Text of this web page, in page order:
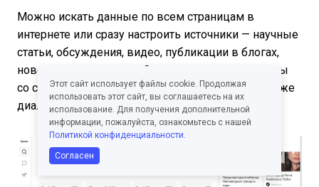
Можно искать данные по всем страницам в
интернете или сразу настроить источники — научные
статьи, обсуждения, видео, публикации в блогах,
новостные материалы. Сервис дает емкие ответы
со ссылками. Если нужно, уточните запрос в том же
диалоге.
Этот сайт использует файлы cookie. Продолжая
использовать этот сайт, вы соглашаетесь на их
использование. Для получения дополнительной
информации, пожалуйста, ознакомьтесь с нашей
Политикой конфиденциальности.
Согласен